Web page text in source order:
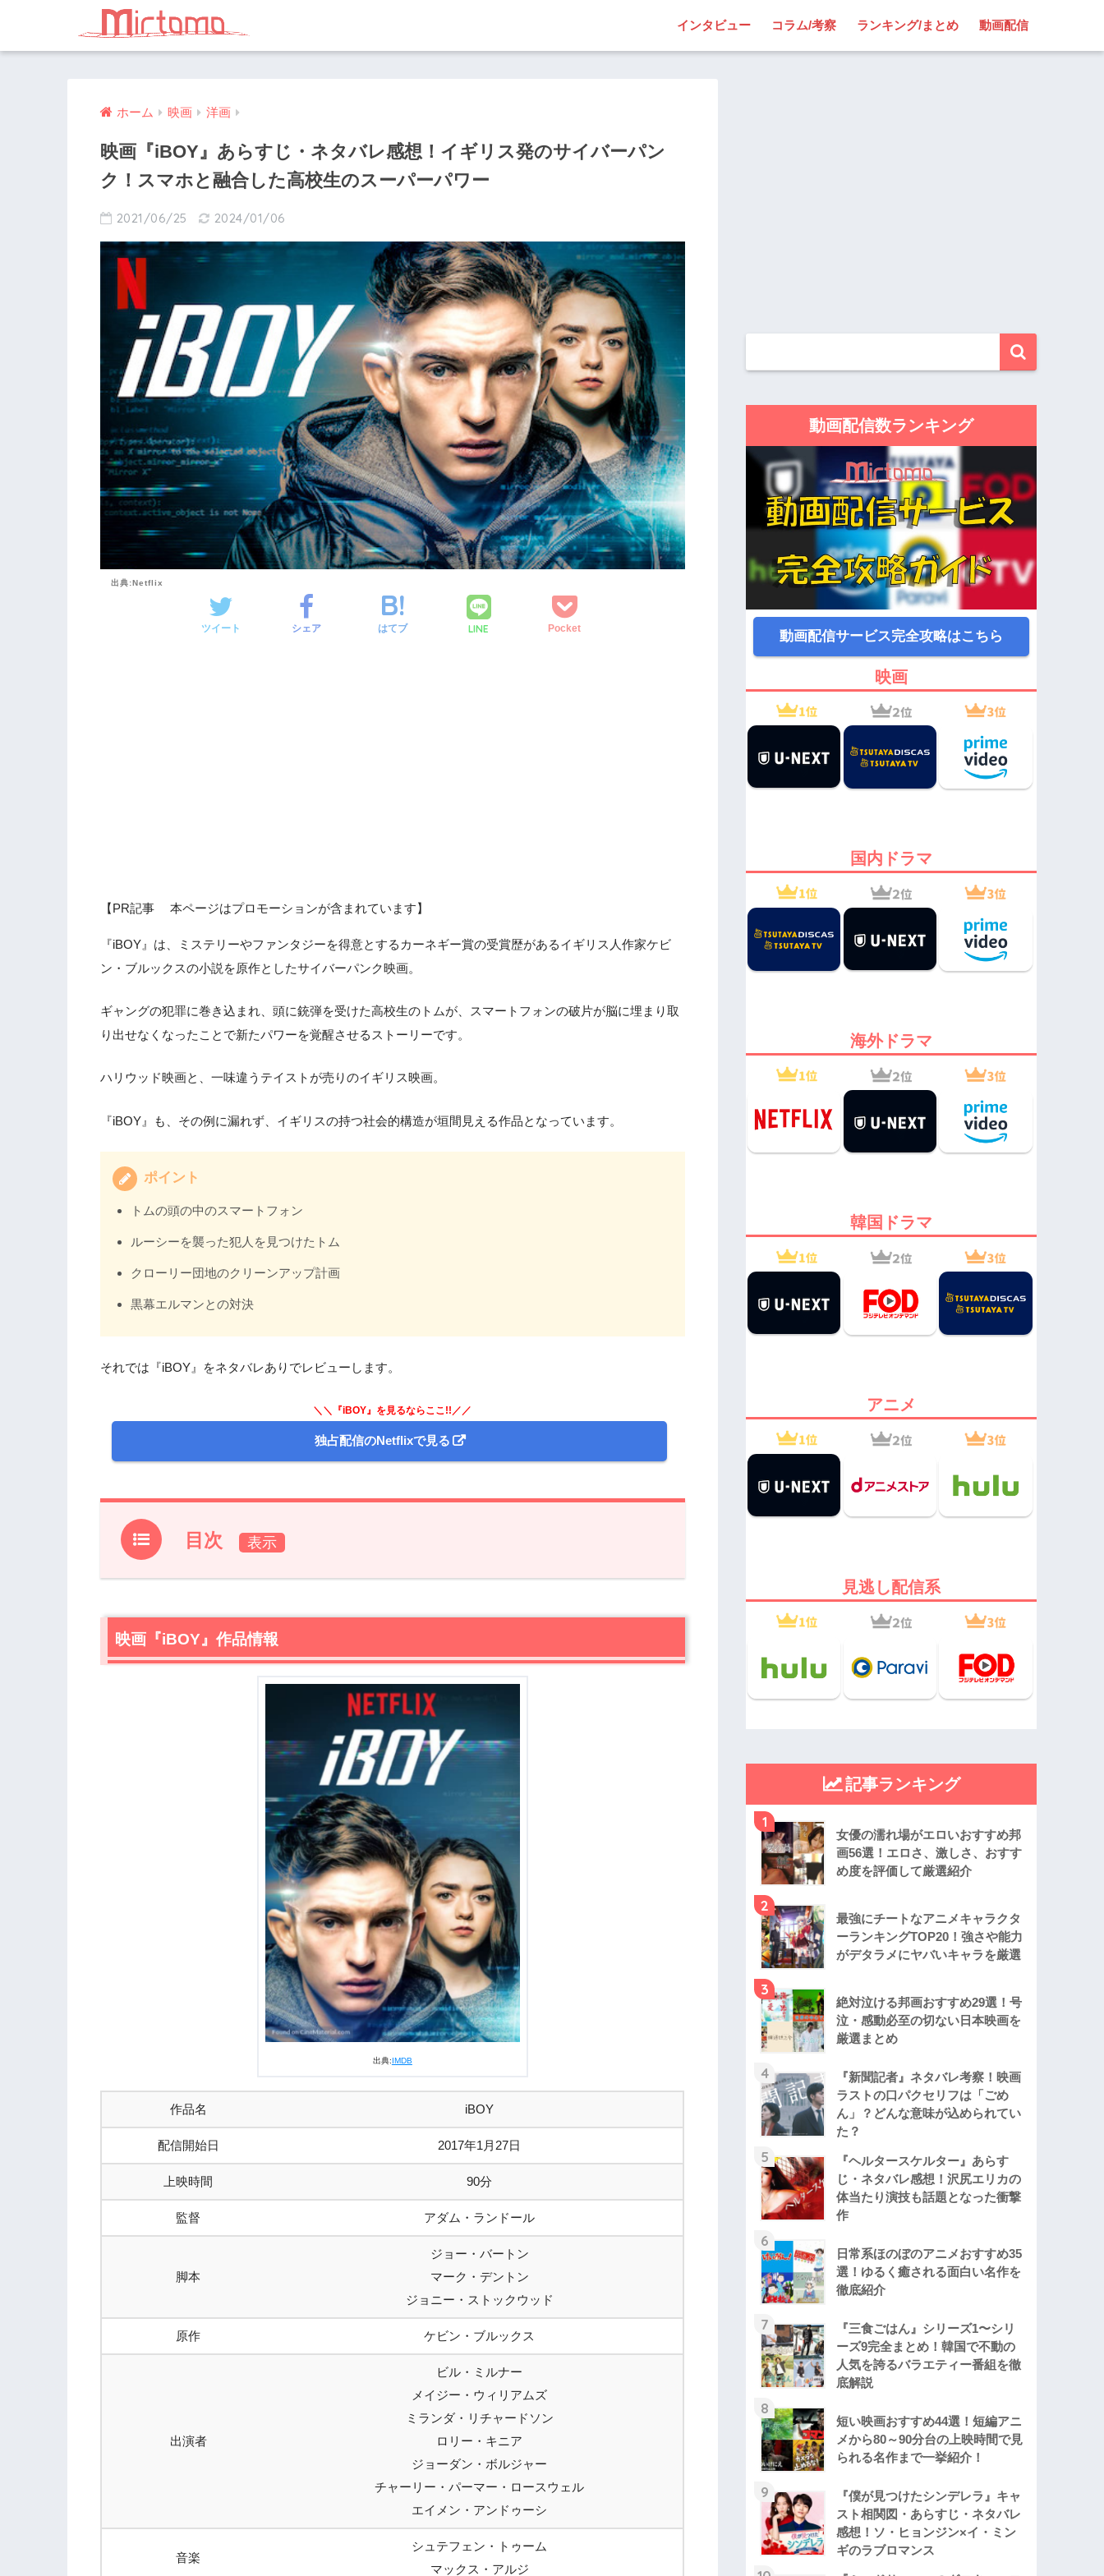
インタビュー コラム/考察 ランキング/まとめ 動画配信
ホーム 映画 洋画
映画『iBOY』あらすじ・ネタバレ感想！イギリス発のサイバーパン
ク！スマホと融合した高校生のスーパーパワー
2021/06/25 2024/01/06
出典:Netflix
ツイート シェア はてブ LINE Pocket
【PR記事 本ページはプロモーションが含まれています】
『iBOY』は、ミステリーやファンタジーを得意とするカーネギー賞の受賞歴があるイギリス人作家ケビ
ン・ブルックスの小説を原作としたサイバーパンク映画。
ギャングの犯罪に巻き込まれ、頭に銃弾を受けた高校生のトムが、スマートフォンの破片が脳に埋まり取
り出せなくなったことで新たパワーを覚醒させるストーリーです。
ハリウッド映画と、一味違うテイストが売りのイギリス映画。
『iBOY』も、その例に漏れず、イギリスの持つ社会的構造が垣間見える作品となっています。
ポイント
トムの頭の中のスマートフォン
ルーシーを襲った犯人を見つけたトム
クローリー団地のクリーンアップ計画
黒幕エルマンとの対決
それでは『iBOY』をネタバレありでレビューします。
＼＼『iBOY』を見るならここ!!／／
独占配信のNetflixで見る
目次
1.映画『iBOY』作品情報
2.1 脳にスマホの破片が埋まってしまったトム
2.2実行犯のチンピラたちに制裁を下すiBOY
クローリー団地の犯罪の一掃
映画『iBOY』あらすじ・ネタバレ感想まとめ
映画『iBOY』作品情報
出典:IMDB
作品名 iBOY
配信開始日 2017年1月27日
上映時間 90分
監督 アダム・ランドール
脚本
ジョー・バートン
マーク・デントン
ジョニー・ストックウッド
原作 ケビン・ブルックス
出演者
ビル・ミルナー
メイジー・ウィリアムズ
ミランダ・リチャードソン
ロリー・キニア
ジョーダン・ボルジャー
チャーリー・パーマー・ロースウェル
エイメン・アンドゥーシ
音楽
シュテフェン・トゥーム
マックス・アルジ
動画配信数ランキング
動画配信サービス完全攻略はこちら
映画
国内ドラマ
海外ドラマ
韓国ドラマ
アニメ
見逃し配信系
記事ランキング
1
女優の濡れ場がエロいおすすめ邦
画56選！エロさ、激しさ、おすす
め度を評価して厳選紹介
2
最強にチートなアニメキャラクタ
ーランキングTOP20！強さや能力
がデタラメにヤバいキャラを厳選
3
絶対泣ける邦画おすすめ29選！号
泣・感動必至の切ない日本映画を
厳選まとめ
4
『新聞記者』ネタバレ考察！映画
ラストの口パクセリフは「ごめ
ん」？どんな意味が込められてい
た？
5
『ヘルタースケルター』あらす
じ・ネタバレ感想！沢尻エリカの
体当たり演技も話題となった衝撃
作
6
日常系ほのぼのアニメおすすめ35
選！ゆるく癒される面白い名作を
徹底紹介
7
『三食ごはん』シリーズ1〜シリ
ーズ9完全まとめ！韓国で不動の
人気を誇るバラエティー番組を徹
底解説
8
短い映画おすすめ44選！短編アニ
メから80～90分台の上映時間で見
られる名作まで一挙紹介！
9
『僕が見つけたシンデレラ』キャ
スト相関図・あらすじ・ネタバレ
感想！ソ・ヒョンジン×イ・ミン
ギのラブロマンス